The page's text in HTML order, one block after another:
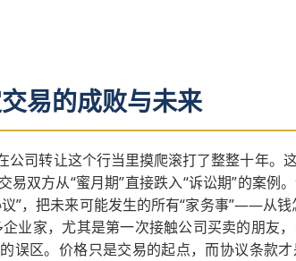
易的成败与未来
司转让这个行当里摸爬滚打了整整十年。
易双方从“蜜月期”直接跌入“诉讼期”的案例
”，把未来可能发生的所有“家务事”——从
业家，尤其是第一次接触公司买卖的朋友
误区。价格只是交易的起点，而协议条款